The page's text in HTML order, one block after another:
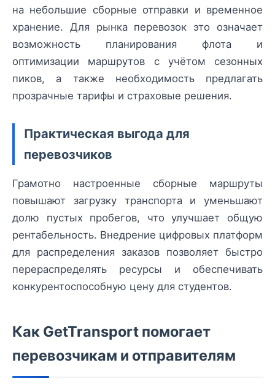
на небольшие сборные отправки и временное
хранение. Для рынка перевозок это означает
возможность планирования флота и
оптимизации маршрутов с учётом сезонных
пиков, а также необходимость предлагать
прозрачные тарифы и страховые решения.
Практическая выгода для
перевозчиков
Грамотно настроенные сборные маршруты
повышают загрузку транспорта и уменьшают
долю пустых пробегов, что улучшает общую
рентабельность. Внедрение цифровых платформ
для распределения заказов позволяет быстро
перераспределять ресурсы и обеспечивать
конкурентоспособную цену для студентов.
Как GetTransport помогает
перевозчикам и отправителям